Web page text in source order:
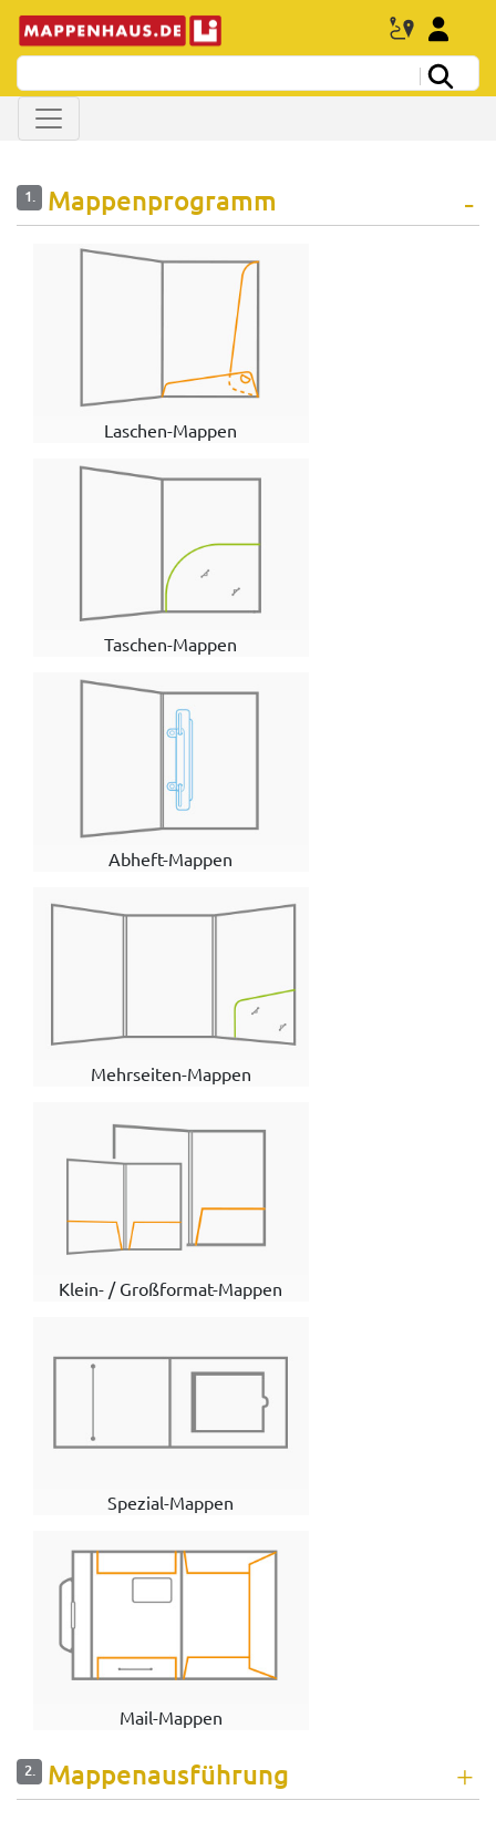
1. Mappenprogramm
Laschen-Mappen
Taschen-Mappen
Abheft-Mappen
Mehrseiten-Mappen
Klein- / Großformat-Mappen
Spezial-Mappen
Mail-Mappen
2. Mappenausführung